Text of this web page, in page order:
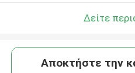
Δείτε
Αποκτήστε την